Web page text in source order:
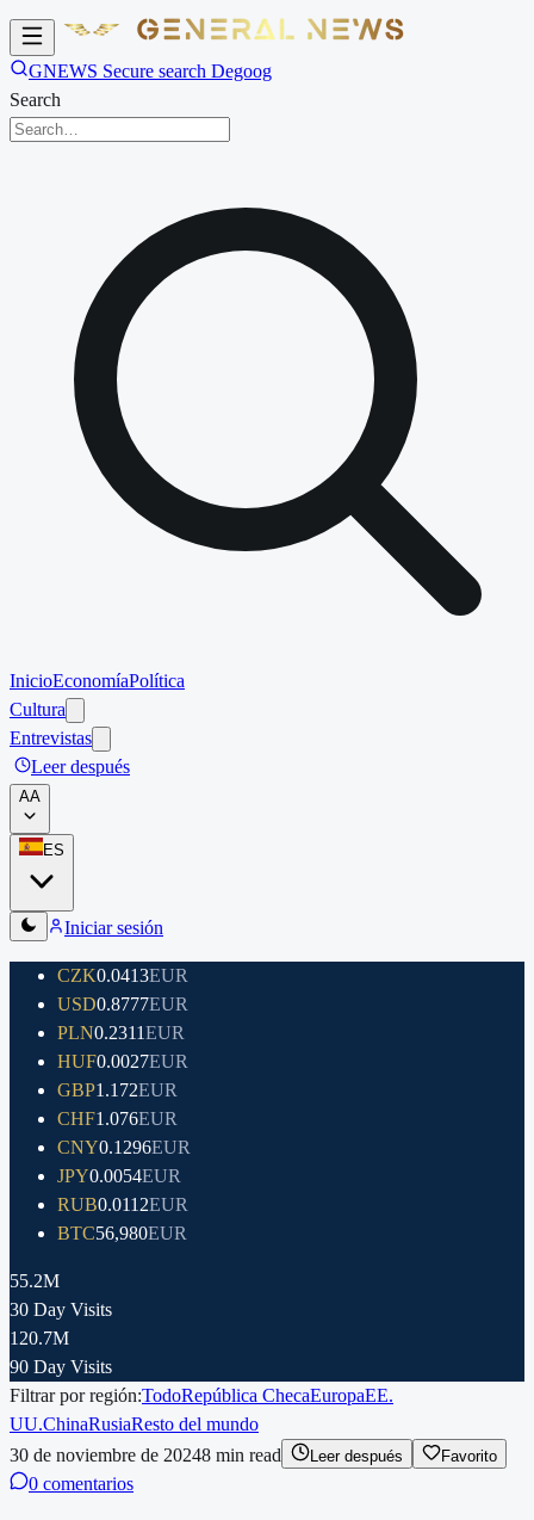
GNEWS Secure search Degoog
Search
InicioEconomíaPolítica
Cultura
Entrevistas
Leer después
AA
ES
Iniciar sesión
CZK0.0413EUR
USD0.8777EUR
PLN0.2311EUR
HUF0.0027EUR
GBP1.172EUR
CHF1.076EUR
CNY0.1296EUR
JPY0.0054EUR
RUB0.0112EUR
BTC56,980EUR
55.2M
30 Day Visits
120.7M
90 Day Visits
Filtrar por región:TodoRepública ChecaEuropaEE.
UU.ChinaRusiaResto del mundo
30 de noviembre de 20248 min read Leer después Favorito
0 comentarios